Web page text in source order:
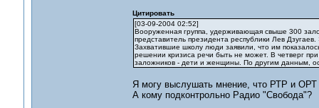
Цитировать
[03-09-2004 02:52]
Вооруженная группа, удерживающая свыше 300
представитель президента республики Лев
Захватившие школу люди заявили, что им
решении кризиса речи быть не может. В четверг
заложников - дети и женщины. По другим данным,
Я могу выслушать мнение, что РТР и ОРТ
А кому подконтрольно Радио "Свобода"?